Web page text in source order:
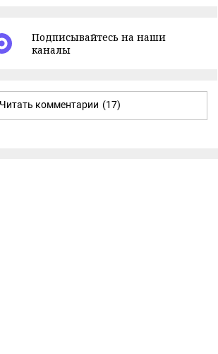
Подписывайтесь на наши
каналы
Читать комментарии (17)